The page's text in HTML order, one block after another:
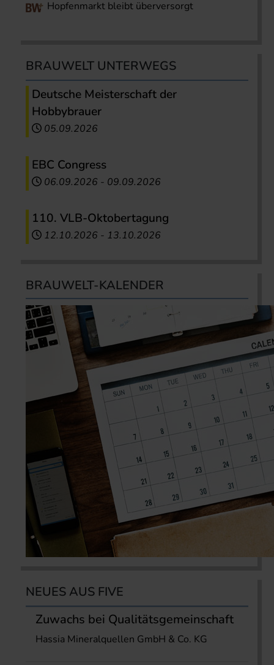
Hopfenmarkt bleibt überversorgt
BRAUWELT UNTERWEGS
Deutsche Meisterschaft der
Hobbybrauer
05.09.2026
EBC Congress
06.09.2026 - 09.09.2026
110. VLB-Oktobertagung
12.10.2026 - 13.10.2026
BRAUWELT-KALENDER
NEUES AUS FIVE
Zuwachs bei Qualitätsgemeinschaft
Hassia Mineralquellen GmbH & Co. KG